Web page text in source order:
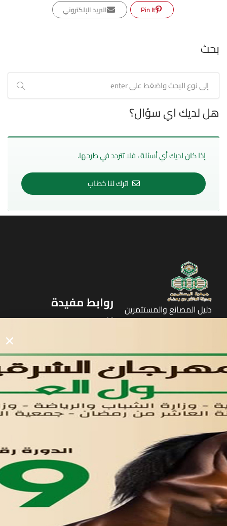
Pin It
البريد الإلكتروني
بحث
هل لديك اي سؤال؟
إذا كان لديك أي أسئلة ، فلا تتردد في طرحها.
اترك لنا خطاب
دليل المصانع والمستثمرين
روابط مفيدة
الرئيسيه
لوحه التحكم
اتصل بنا
تواصل معنا
مدينة العاشر من رمضان
01221020029
055-4494429
055-4494406
055-4494414